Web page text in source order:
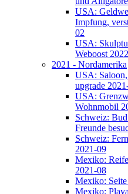
USA:
Impfung,
02
USA:
Weboost
2021 - Nordamerika
USA:
upgrade
USA:
Wohnmobil
Schweiz:
Freunde
Schweiz:
2021-09
Mexiko:
2021-08
Mexiko:
Mexiko: